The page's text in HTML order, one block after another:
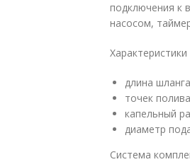
подключения к
насосом,
длина
точек
капельный
диаметр
Система